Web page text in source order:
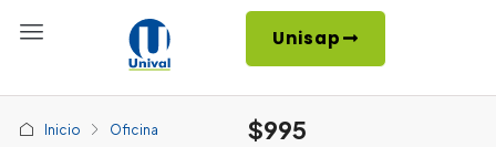
Unisap
Inicio
Oficina
$995